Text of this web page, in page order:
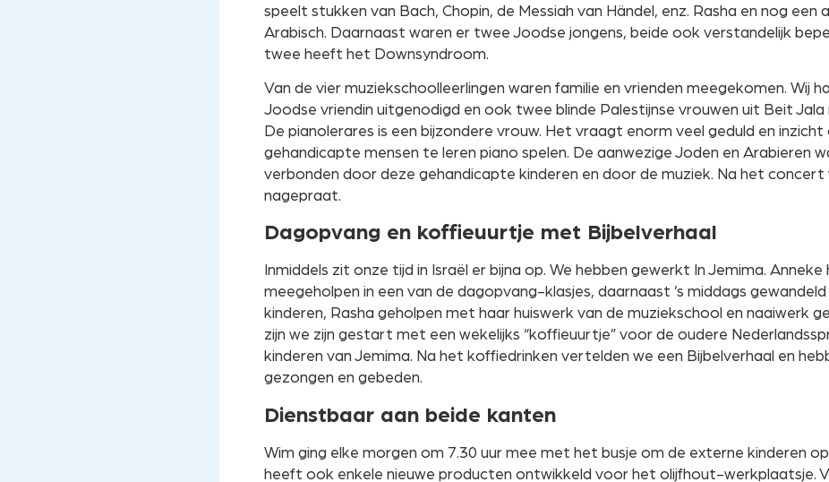
speelt stukken van Bach, Chopin, de Messiah van Händel, enz. Rasha en nog een
Arabisch. Daarnaast waren er twee Joodse jongens, beide ook verstandelijk
twee heeft het Downsyndroom.
Van de vier muziekschoolleerlingen waren familie en vrienden meegekomen. Wij
Joodse vriendin uitgenodigd en ook twee blinde Palestijnse vrouwen uit Beit Jala
De pianolerares is een bijzondere vrouw. Het vraagt enorm veel geduld en inzicht
gehandicapte mensen te leren piano spelen. De aanwezige Joden en Arabieren
verbonden door deze gehandicapte kinderen en door de muziek. Na het concert
nagepraat.
Dagopvang en koffieuurtje met Bijbelverhaal
Inmiddels zit onze tijd in Israël er bijna op. We hebben gewerkt In Jemima. Anneke
meegeholpen in een van de dagopvang-klasjes, daarnaast ’s middags
kinderen, Rasha geholpen met haar huiswerk van de muziekschool en naaiwerk
zijn we zijn gestart met een wekelijks “koffieuurtje” voor de oudere
kinderen van Jemima. Na het koffiedrinken vertelden we een Bijbelverhaal en
gezongen en gebeden.
Dienstbaar aan beide kanten
Wim ging elke morgen om 7.30 uur mee met het busje om de externe kinderen op
heeft ook enkele nieuwe producten ontwikkeld voor het olijfhout-werkplaatsje.